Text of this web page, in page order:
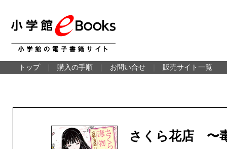
トップ 購入の手順 お問い合せ 販売サイト一覧
さくら花店 〜